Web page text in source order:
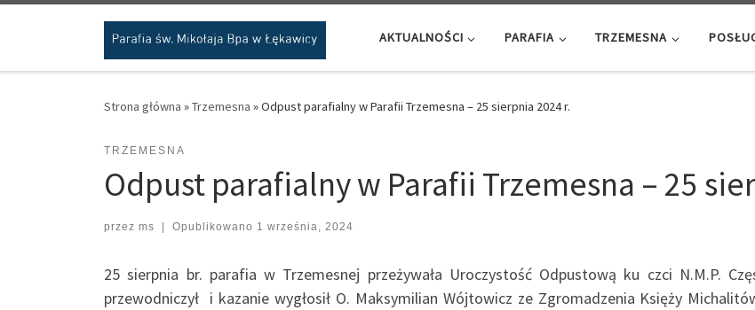
Przejdź do treści
AKTUALNOŚCI PARAFIA TRZEMESNA
Strona główna »Trzemesna »Odpust parafialny w Parafii Trzemesna – 25 sierpnia 2024 r.
TRZEMESNA
Odpust parafialny w Parafii Trzemesna – 25
przez ms Opublikowano 1 września, 2024
25 sierpnia br. parafia w Trzemesnej przeżywała Uroczystość Odpustową ku czci N.M.P.
przewodniczył i kazanie wygłosił O. Maksymilian Wójtowicz ze Zgromadzenia Księży